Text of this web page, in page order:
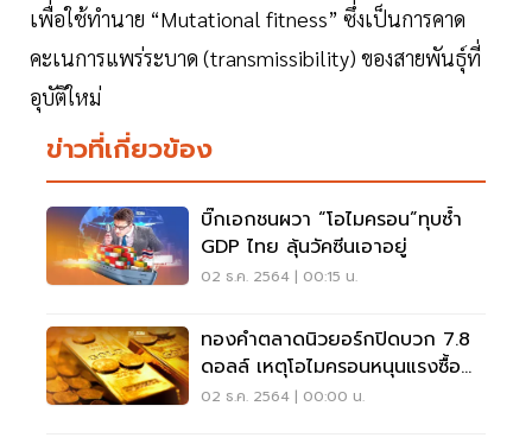
เพื่อใช้ทำนาย “Mutational fitness” ซึ่งเป็นการคาด
คะเนการแพร่ระบาด (transmissibility) ของสายพันธุ์ที่
อุบัติใหม่
ข่าวที่เกี่ยวข้อง
บิ๊กเอกชนผวา “โอไมครอน”ทุบซํ้า
GDP ไทย ลุ้นวัคซีนเอาอยู่
02 ธ.ค. 2564 | 00:15 น.
ทองคำตลาดนิวยอร์กปิดบวก 7.8
ดอลล์ เหตุโอไมครอนหนุนแรงซื้อ
สินทรัพย์ปลอดภัย
02 ธ.ค. 2564 | 00:00 น.